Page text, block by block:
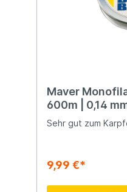
Maver
600m | 0,14
Sehr gut zum
9,99 €*